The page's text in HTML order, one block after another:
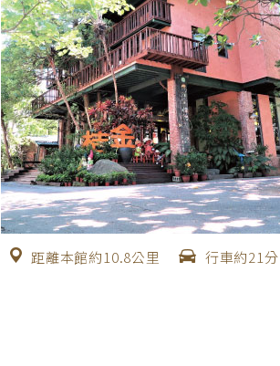
距離本館約10.8公里 行車約21分